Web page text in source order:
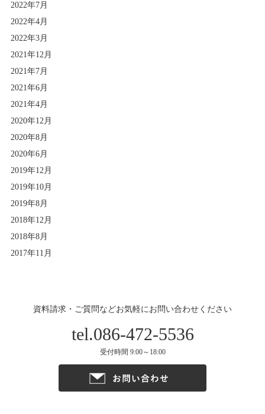
2022年7月
2022年4月
2022年3月
2021年12月
2021年7月
2021年6月
2021年4月
2020年12月
2020年8月
2020年6月
2019年12月
2019年10月
2019年8月
2018年12月
2018年8月
2017年11月
資料請求・ご質問などお気軽にお問い合わせください
tel.086-472-5536
受付時間 9:00～18:00